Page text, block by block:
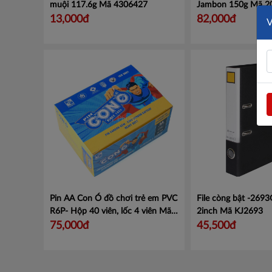
muội 117.6g Mã 4306427
13,000đ
Jambon 150g Mã
82,000đ
Pin AA Con Ó đồ chơi trẻ em PVC
R6P- Hộp 40 viên, lốc 4 viên Mã
BPVCR6P
75,000đ
File còng bật -
2inch Mã KJ2693
45,500đ